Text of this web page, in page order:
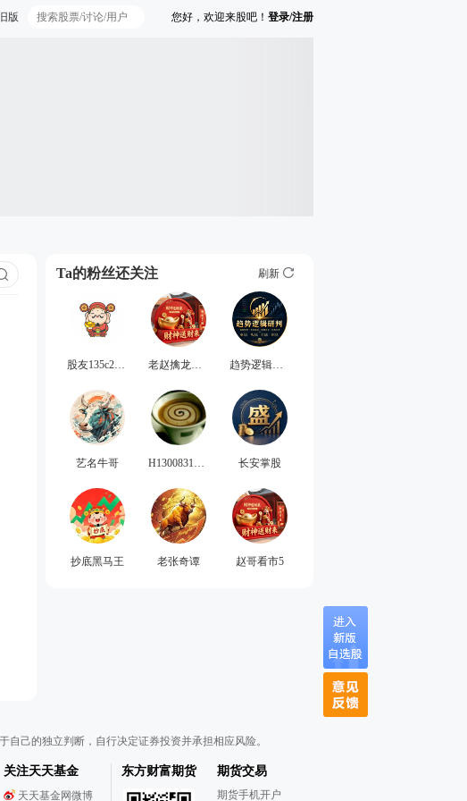
您好，欢迎来股吧！ 登录/注册
版
Ta的粉丝还关注 刷新
股友135c26y757 老赵擒龙抓趋势 趋势逻辑研判社
艺名牛哥 H1300831886 长安掌股
抄底黑马王 老张奇谭 赵哥看市5
己的独立判断，自行决定证券投资并承担相应风险。
关注天天基金
天天基金网微博
东方财富期货 期货交易
期货手机开户